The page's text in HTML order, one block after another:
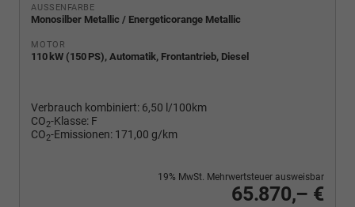
AUSSENFARBE
Monosilber Metallic / Energeticorange Metallic
MOTOR
110 kW (150 PS), Automatik, Frontantrieb, Diesel
Verbrauch kombiniert: 6,50 l/100km
CO2-Klasse: F
CO2-Emissionen: 171,00 g/km
65.870,– €
19% MwSt. Mehrwertsteuer ausweisbar